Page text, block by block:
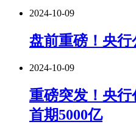
2024-10-09
盘前重磅！央行
2024-10-09
重磅突发！央行
首期5000亿